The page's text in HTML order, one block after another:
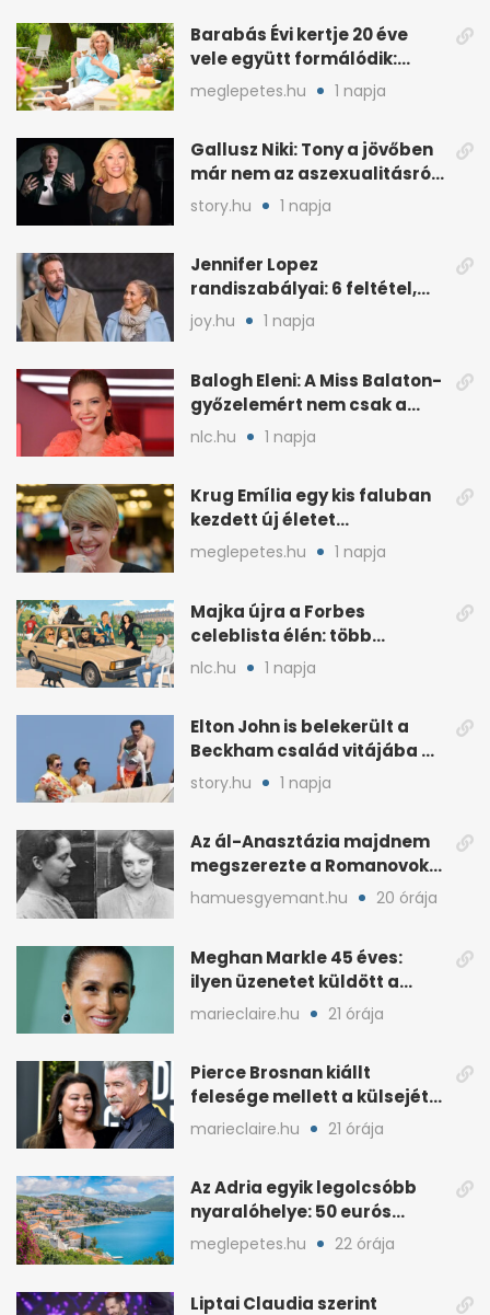
Barabás Évi kertje 20 éve
vele együtt formálódik:
„Szimbiózisban élünk”
meglepetes.hu 1 napja
Gallusz Niki: Tony a jövőben
már nem az aszexualitásról
ír dalt
story.hu 1 napja
Jennifer Lopez
randiszabályai: 6 feltétel,
amit a párjától elvár
joy.hu 1 napja
Balogh Eleni: A Miss Balaton-
győzelemért nem csak a
külseje számított
nlc.hu 1 napja
Krug Emília egy kis faluban
kezdett új életet
szakemberrel
meglepetes.hu 1 napja
Majka újra a Forbes
celeblista élén: több
váratlan név az
élmezőnyben
nlc.hu 1 napja
Elton John is belekerült a
Beckham család vitájába a
francia Riviérán
story.hu 1 napja
Az ál-Anasztázia majdnem
megszerezte a Romanovok
örökségét
hamuesgyemant.hu 20 órája
Meghan Markle 45 éves:
ilyen üzenetet küldött a
királyi család
marieclaire.hu 21 órája
Pierce Brosnan kiállt
felesége mellett a külsejét
ért bántások után
marieclaire.hu 21 órája
Az Adria egyik legolcsóbb
nyaralóhelye: 50 eurós
apartman, 1 eurós kávé
meglepetes.hu 22 órája
Liptai Claudia szerint